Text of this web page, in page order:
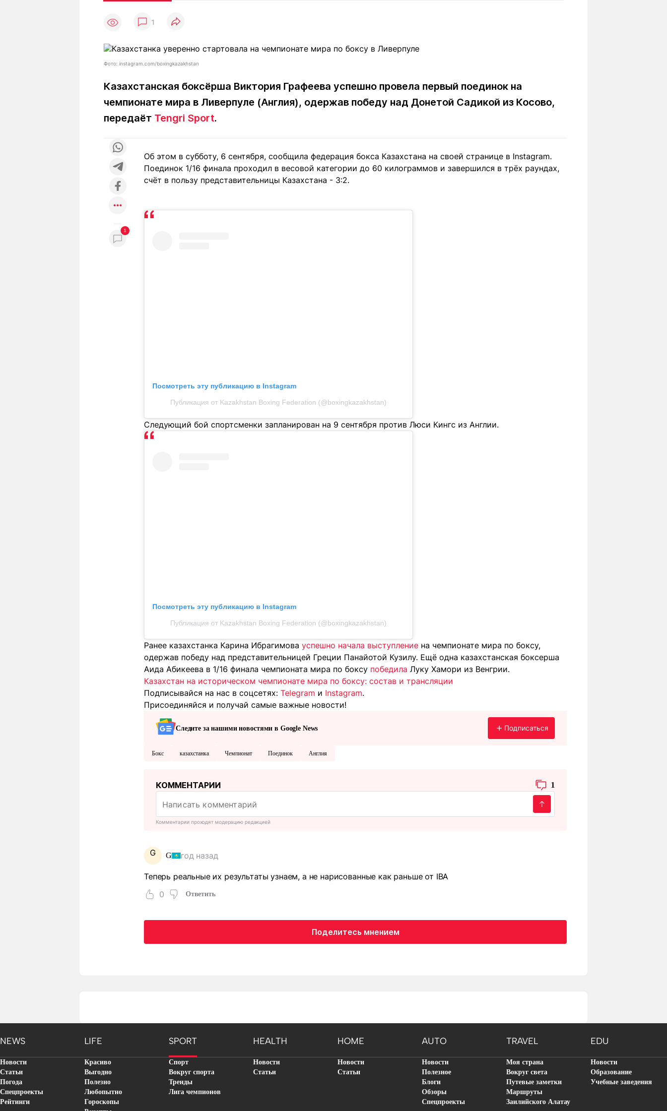
Погода
Рейтинги
Полезно
Гороскопы
Рецепты
чемпионов
Спецпроекты
О проекте
+7 (777) 001 44 99
Реклама
+7 (700) 3 888 188
Мы в социальных сетях
1
Фото: instagram.com/boxingkazakhstan
Казахстанская боксёрша Виктория Графеева успешно провела первый поединок на
чемпионате мира в Ливерпуле (Англия), одержав победу над Донетой Садикой из Косово,
передаёт Tengri Sport.
1
Об этом в субботу, 6 сентября, сообщила федерация бокса Казахстана на своей странице в Instagram.
Поединок 1/16 финала проходил в весовой категории до 60 килограммов и завершился в трёх раундах,
счёт в пользу представительницы Казахстана - 3:2.
Посмотреть эту публикацию в Instagram
Публикация от Kazakhstan Boxing Federation (@boxingkazakhstan)
Следующий бой спортсменки запланирован на 9 сентября против Люси Кингс из Англии.
Посмотреть эту публикацию в Instagram
Публикация от Kazakhstan Boxing Federation (@boxingkazakhstan)
Ранее казахстанка Карина Ибрагимова успешно начала выступление на чемпионате мира по боксу,
одержав победу над представительницей Греции Панайотой Кузилу. Ещё одна казахстанская боксерша
Аида Абикеева в 1/16 финала чемпионата мира по боксу победила Луку Хамори из Венгрии.
Казахстан на историческом чемпионате мира по боксу: состав и трансляции
Подписывайся на нас в соцсетях: Telegram и Instagram.
Присоединяйся и получай самые важные новости!
Следите за нашими новостями в Google News Подписаться
Бокс казахстанка Чемпионат Поединок Англия
КОММЕНТАРИИ 1
Комментарии проходят модерацию редакцией
G G год назад
Теперь реальные их результаты узнаем, а не нарисованные как раньше от IBA
0
Ответить
Поделитесь мнением
NEWS LIFE SPORT HEALTH HOME AUTO TRAVEL EDU
Новости
Статьи
Погода
Спецпроекты
Рейтинги
Красиво
Выгодно
Полезно
Любопытно
Гороскопы
Спорт
Вокруг спорта
Тренды
Лига чемпионов
Новости
Статьи
Новости
Статьи
Новости
Полезное
Блоги
Обзоры
Спецпроекты
Моя страна
Вокруг света
Путевые заметки
Маршруты
Заилийского Алатау
Новости
Образование
Учебные заведения